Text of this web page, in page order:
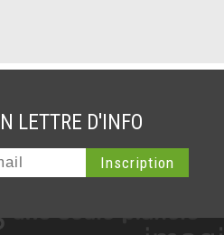
LETTRE D'INFO